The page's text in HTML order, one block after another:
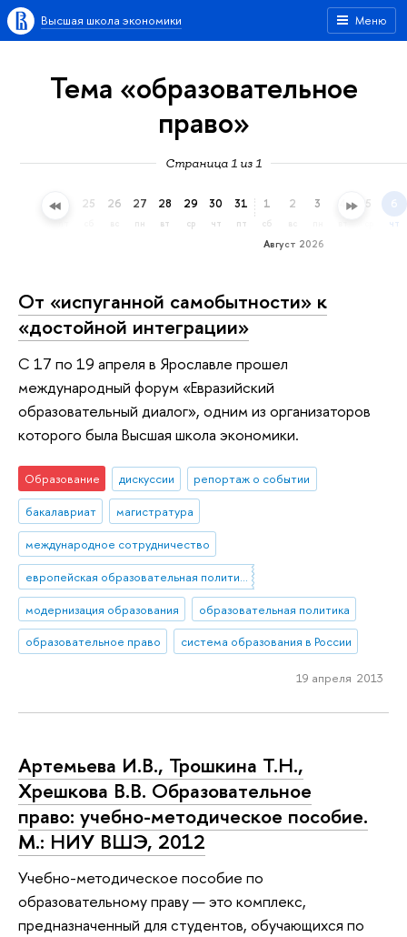
Меню
Высшая школа экономики
Тема «образовательное
право»
Страница 1 из 1
24 25 26 27
пн
28
вт
29
ср
30
чт
31
пт
Август 2026
1
сб
2 3 4 5 6
чт
От «испуганной самобытности» к
«достойной интеграции»
С 17 по 19 апреля в Ярославле прошел
международный форум «Евразийский
образовательный диалог», одним из организаторов
которого была Высшая школа экономики.
Образование дискуссии
репортаж о событии
бакалавриат
магистратура
международное сотрудничество
европейская образовательная политика
модернизация образования
образовательная политика
образовательное право
система образования в России
19 апреля 2013
Артемьева И.В., Трошкина Т.Н.,
Хрешкова В.В. Образовательное
право: учебно-методическое пособие.
М.: НИУ ВШЭ, 2012
Учебно-методическое пособие по
образовательному праву — это комплекс,
предназначенный для студентов, обучающихся по